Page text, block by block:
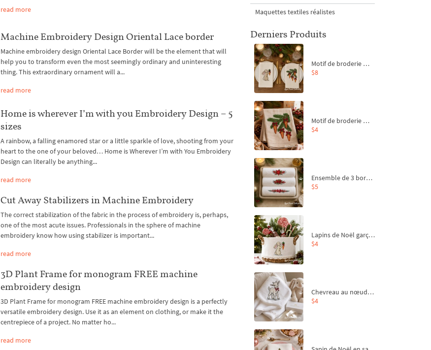
read more
Machine Embroidery Design Oriental Lace border
Machine embroidery design Oriental Lace Border will be the element that will
help you to transform even the most seemingly ordinary and uninteresting
thing. This extraordinary ornament will a...
read more
Home is wherever I’m with you Embroidery Design – 5
sizes
A rainbow, a falling enamored star or a little sparkle of love, shooting from your
heart to the one of your beloved… Home is Wherever I’m with You Embroidery
Design can literally be anything...
read more
Cut Away Stabilizers in Machine Embroidery
The correct stabilization of the fabric in the process of embroidery is, perhaps,
one of the most acute issues. Professionals in the sphere of machine
embroidery know how using stabilizer is important...
read more
3D Plant Frame for monogram FREE machine
embroidery design
3D Plant Frame for monogram FREE machine embroidery design is a perfectly
versatile embroidery design. Use it as an element on clothing, or make it the
centrepiece of a project. No matter ho...
read more
Maquettes textiles réalistes
Derniers Produits
Motif de broderie machine Branche de sapin et carottes - 4 tailles
$8
Motif de broderie machine Branche de sapin et carottes - 4 tailles
$4
Ensemble de 3 bordures de Noël pour broderie machine
$5
Lapins de Noël garçon et fille - 4 tailles
$4
Chevreau au nœud rouge – broderie machine, 4 tailles
$4